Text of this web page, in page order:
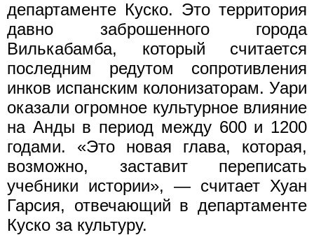
департаменте Куско. Это территория
давно заброшенного города
Вилькабамба, который считается
последним редутом сопротивления
инков испанским колонизаторам. Уари
оказали огромное культурное влияние
на Анды в период между 600 и 1200
годами. «Это новая глава, которая,
возможно, заставит переписать
учебники истории», — считает Хуан
Гарсия, отвечающий в департаменте
Куско за культуру.